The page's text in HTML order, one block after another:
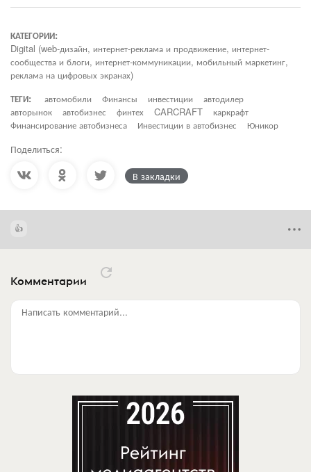
КАТЕГОРИИ:
Digital (web-дизайн, интернет-реклама и продвижение, интернет-
сообщества и блоги, интернет-коммуникации, мобильный маркетинг,
реклама на цифровых экранах)
ТЕГИ:
автомобили Финансы инвестиции
автодилер
авторынок
автобизнес финтех CARCRAFT
каркрафт
Финансирование автобизнеса
Инвестиции в автобизнес Юникор
Поделиться:
В закладки
Комментарии
Написать комментарий...